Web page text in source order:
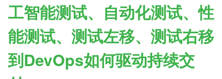
工智能测试、自动化测试、性
能测试、测试左移、测试右移
到DevOps如何驱动持续交